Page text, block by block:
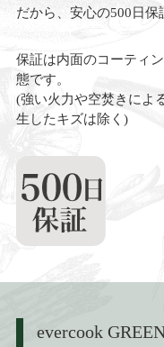
だから、安心の500日保
保証は内面のコーティ
態です。
(強い火力や空焚きによ
生したキズは除く)
evercook